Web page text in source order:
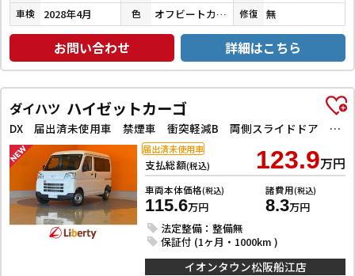
車検 2028年4月 色 オフビートカーキメタリック 修復 無
お問い合わせ 詳細はこちら
ダイハツ ハイゼットカーゴ
DX 届出済未使用車 禁煙車 衝突軽減B 両側スライドドア アイドリングストップ 障害物センサー ヘッドライトレベライザー
支払総額(税込) 123.9万円
車両本体価格(税込)
115.6万円
諸費用(税込)
8.3万円
法定整備：整備無
保証付 (1ヶ月・1000km )
届出済未使用車
イオンタウン松阪船江店